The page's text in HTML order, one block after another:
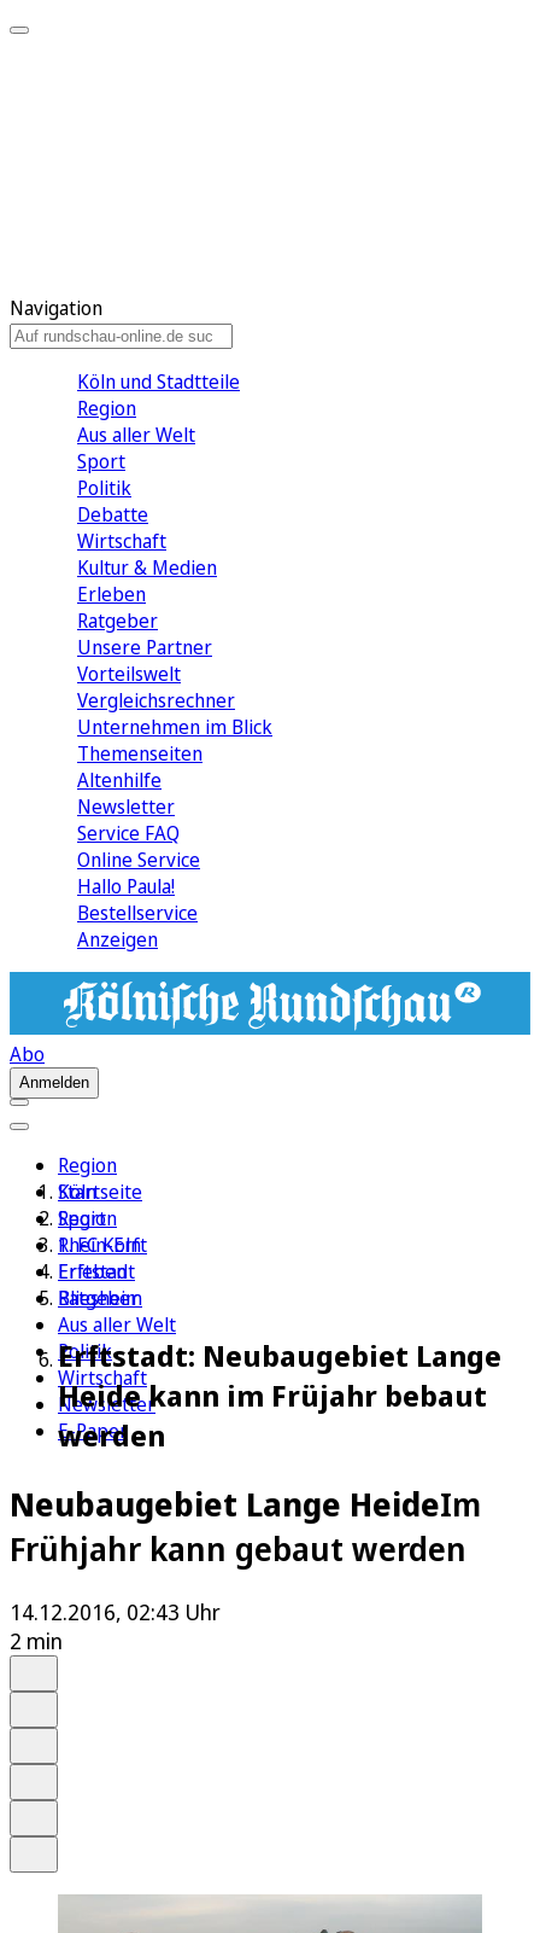
Navigation
Köln und Stadtteile
Region
Aus aller Welt
Sport
Politik
Debatte
Wirtschaft
Kultur & Medien
Erleben
Ratgeber
Unsere Partner
Vorteilswelt
Vergleichsrechner
Unternehmen im Blick
Themenseiten
Altenhilfe
Newsletter
Service FAQ
Online Service
Hallo Paula!
Bestellservice
Anzeigen
Abo
Anmelden
Region
Köln
Sport
1. FC Köln
Erleben
Ratgeber
Aus aller Welt
Politik
Wirtschaft
Newsletter
E-Paper
Startseite
Region
Rhein-Erft
Erftstadt
Bliesheim
Erftstadt: Neubaugebiet Lange
Heide kann im Früjahr bebaut
werden
Neubaugebiet Lange HeideIm
Frühjahr kann gebaut werden
14.12.2016, 02:43 Uhr
2 min